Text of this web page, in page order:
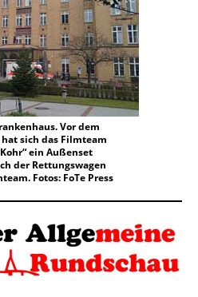
Vor dem
sich das Filmteam
ein Außenset
der Rettungswagen
Fotos: FoTe Press